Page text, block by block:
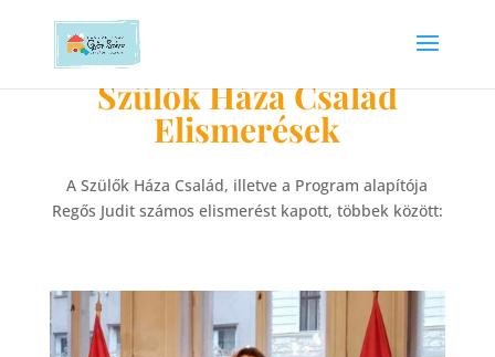
Szülők Háza Család
Elismerések
A Szülők Háza Család, illetve a Program alapítója
Regős Judit számos elismerést kapott, többek között: